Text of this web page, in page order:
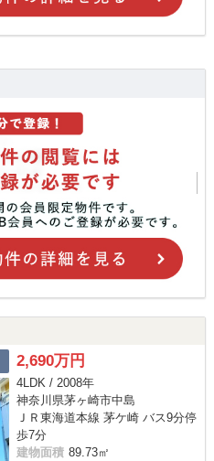
2,690万円
4LDK / 2008年
神奈川県茅ヶ崎市中島
ＪＲ東海道本線 茅ケ崎 バス9分停
歩7分
建物面積 89.73㎡